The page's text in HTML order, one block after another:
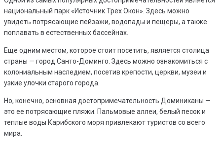
национальный парк «Источник Трех Окон». Здесь можно
увидеть потрясающие пейзажи, водопады и пещеры, а также
поплавать в естественных бассейнах.
Еще одним местом, которое стоит посетить, является столица
страны — город Санто-Доминго. Здесь можно ознакомиться с
колониальным наследием, посетив крепости, церкви, музеи и
узкие улочки старого города.
Но, конечно, основная достопримечательность Доминиканы —
это ее потрясающие пляжи. Пальмовые аллеи, белый песок и
теплые воды Карибского моря привлекают туристов со всего
мира.